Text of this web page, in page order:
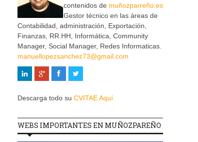
contenidos de muñozparreño.es
Gestor técnico en las áreas de
Contabilidad, administración, Exportación,
Finanzas, RR.HH, Informática, Community
Manager, Social Manager, Redes Informaticas.
manuellopezsanchez73@gmail.com
Descarga todo su CVITAE Aquí
WEBS IMPORTANTES EN MUÑOZPAREÑO